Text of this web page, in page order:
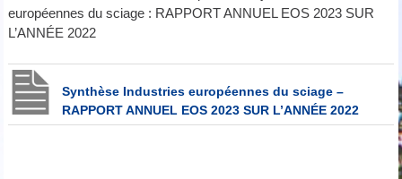
européennes du sciage : RAPPORT ANNUEL EOS 2023 SUR
L’ANNÉE 2022
Synthèse Industries européennes du sciage –
RAPPORT ANNUEL EOS 2023 SUR L’ANNÉE 2022